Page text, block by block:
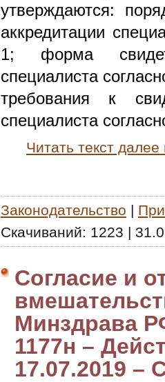
утверждаются:
аккредитации
1; форма
специалиста
требования к
специалиста
Читать текст
Законодательство |
Скачиваний: 1223 |
Согласие и
Минздрава
1177н –
17.07.2019 –